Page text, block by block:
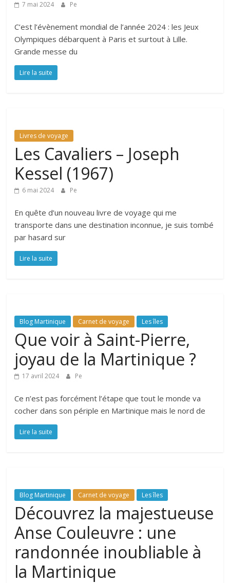
7 mai 2024 Pe
C’est l’évènement mondial de l’année 2024 : les Jeux
Olympiques débarquent à Paris et surtout à Lille.
Grande messe du
Lire la suite
Livres de voyage
Les Cavaliers – Joseph
Kessel (1967)
6 mai 2024 Pe
En quête d’un nouveau livre de voyage qui me
transporte dans une destination inconnue, je suis tombé
par hasard sur
Lire la suite
Blog Martinique Carnet de voyage Les îles
Que voir à Saint-Pierre,
joyau de la Martinique ?
17 avril 2024 Pe
Ce n’est pas forcément l’étape que tout le monde va
cocher dans son périple en Martinique mais le nord de
Lire la suite
Blog Martinique Carnet de voyage Les îles
Découvrez la majestueuse
Anse Couleuvre : une
randonnée inoubliable à
la Martinique